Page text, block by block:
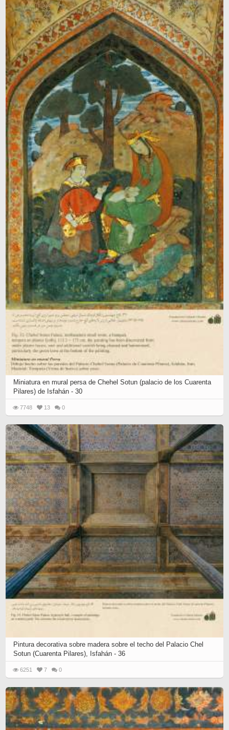
Miniatura en mural persa de Chehel Sotun (palacio de los Cuarenta
Pilares) de Isfahán - 30
7748 13 0
Pintura decorativa sobre madera sobre el techo del Palacio Chel
Sotun (Cuarenta Pilares), Isfahán - 36
6251 7 0